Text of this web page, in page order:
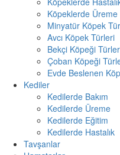
Köpeklerde Üreme
Minyatür Köpek
Avcı Köpek Türleri
Bekçi Köpeği
Çoban Köpeği
Evde Beslenen
Kediler
Kedilerde Bakım
Kedilerde Üreme
Kedilerde Eğitim
Kedilerde Hastalık
Tavşanlar